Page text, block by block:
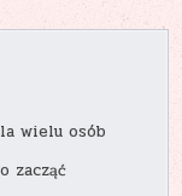
wielu osób
zacząć